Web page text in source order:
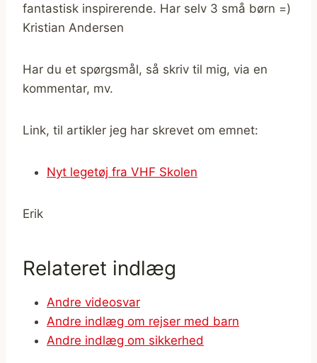
fantastisk inspirerende. Har selv 3 små børn =)
Kristian Andersen
Har du et spørgsmål, så skriv til mig, via en
kommentar, mv.
Link, til artikler jeg har skrevet om emnet:
Nyt legetøj fra VHF Skolen
Erik
Relateret indlæg
Andre videosvar
Andre indlæg om rejser med barn
Andre indlæg om sikkerhed